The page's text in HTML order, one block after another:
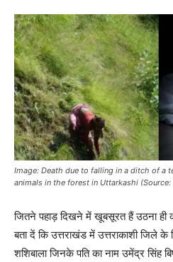
Image: Death due to falling in a ditch of a
animals in the forest in Uttarkashi (Source:
जितने पहाड़ दिखने में खूबसूरत हैं उठना ही
बता दें कि उत्तराखंड में उत्तराकाशी जिले के
शशिबाला जिनके पति का नाम उमेंद्र सिंह